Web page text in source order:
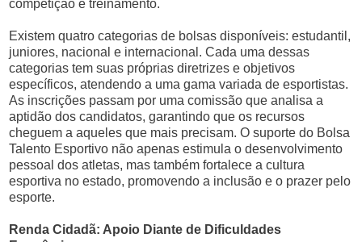
competição e treinamento.
Existem quatro categorias de bolsas disponíveis: estudantil,
juniores, nacional e internacional. Cada uma dessas
categorias tem suas próprias diretrizes e objetivos
específicos, atendendo a uma gama variada de esportistas.
As inscrições passam por uma comissão que analisa a
aptidão dos candidatos, garantindo que os recursos
cheguem a aqueles que mais precisam. O suporte do Bolsa
Talento Esportivo não apenas estimula o desenvolvimento
pessoal dos atletas, mas também fortalece a cultura
esportiva no estado, promovendo a inclusão e o prazer pelo
esporte.
Renda Cidadã: Apoio Diante de Dificuldades